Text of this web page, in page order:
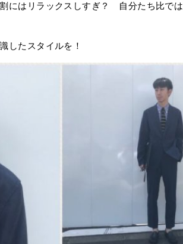
にはリラックスしすぎ？ 自分たち比で
したスタイルを！